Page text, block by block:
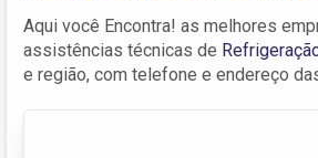
Aqui você Encontra! as melhores
assistências técnicas de
e região, com telefone e endereço